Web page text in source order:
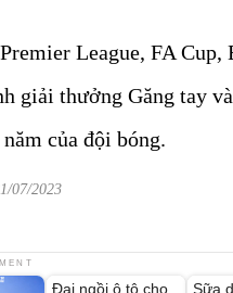
League, FA Cup,
giải thưởng Găng tay
của đội bóng.
07/2023
Đai ngồi ô tô cho
Sữa